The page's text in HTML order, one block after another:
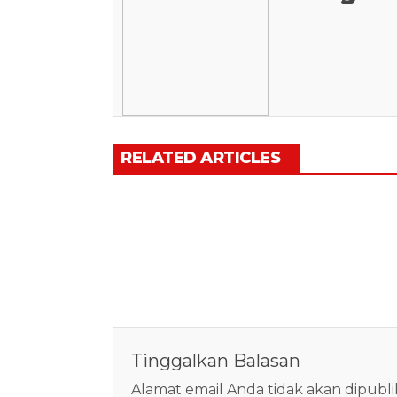
RELATED ARTICLES
Tinggalkan Balasan
Alamat email Anda tidak akan